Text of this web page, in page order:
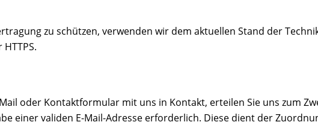
zu schützen, verwenden wir dem aktuellen Stand der
oder Kontaktformular mit uns in Kontakt, erteilen Sie uns zum
einer validen E-Mail-Adresse erforderlich. Diese dient der